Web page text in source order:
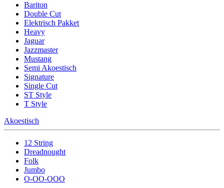
Bariton
Double Cut
Elektrisch Pakket
Heavy
Jaguar
Jazzmaster
Mustang
Semi Akoestisch
Signature
Single Cut
ST Style
T Style
Akoestisch
12 String
Dreadnought
Folk
Jumbo
O-OO-OOO